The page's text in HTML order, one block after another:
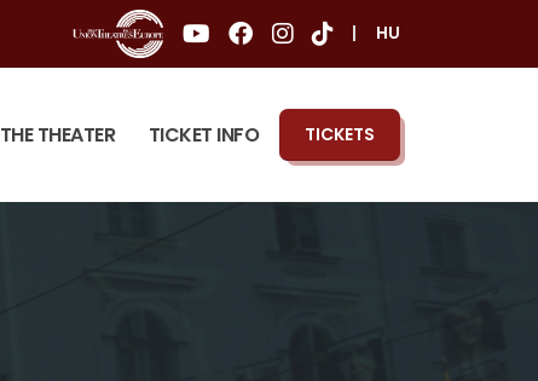
HU
THE THEATER TICKET INFO TICKETS